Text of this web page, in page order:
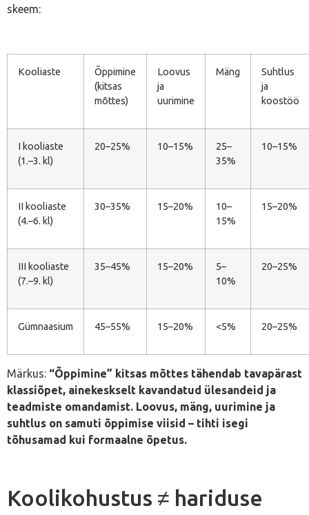
skeem:
Kooliaste
Õppimine
(kitsas
mõttes)
Loovus
ja
uurimine
Mäng
Suhtlus
ja
koostöö
I kooliaste
(1.–3. kl)
20–25% 10–15%
25–
35%
10–15%
II kooliaste
(4.–6. kl)
30–35% 15–20%
10–
15%
15–20%
III kooliaste
(7.–9. kl)
35–45% 15–20%
5–
10%
20–25%
Gümnaasium 45–55% 15–20% <5% 20–25%
Märkus: “Õppimine” kitsas mõttes tähendab tavapärast
klassiõpet, ainekeskselt kavandatud ülesandeid ja
teadmiste omandamist. Loovus, mäng, uurimine ja
suhtlus on samuti õppimise viisid – tihti isegi
tõhusamad kui formaalne õpetus.
Koolikohustus ≠ hariduse